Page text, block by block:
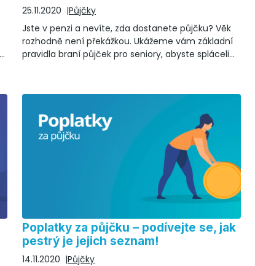
25.11.2020
Půjčky
Jste v penzi a nevíte, zda dostanete půjčku? Věk
rozhodně není překážkou. Ukážeme vám základní
pravidla braní půjček pro seniory, abyste spláceli
Poplatky za půjčku – podívejte se, jak
pestrý je jejich seznam!
14.11.2020
Půjčky